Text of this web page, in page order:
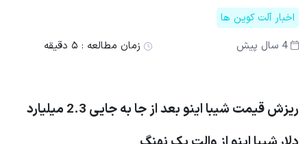
اخبار آلت کوین ها
4 سال پیش
زمان مطالعه : ۵ دقیقه
ریزش قیمت شیبا اینو بعد از جا به جایی 2.3 میلیارد